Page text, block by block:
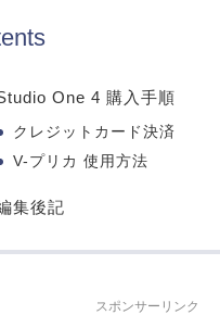
One 4 購入手順
クレジットカード決済
V-プリカ 使用方法
集後記
スポンサーリンク